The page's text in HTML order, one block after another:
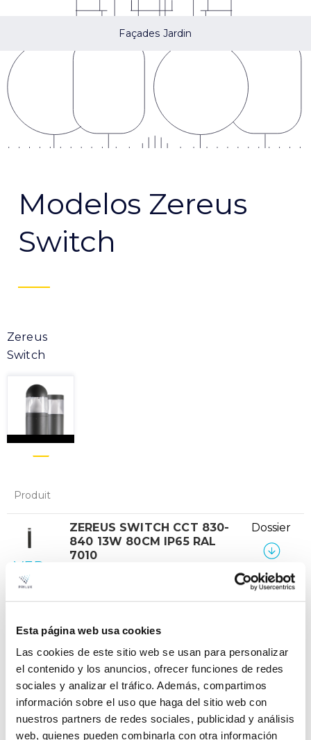
Esta página web usa cookies
Las cookies de este sitio web se usan para personalizar
el contenido y los anuncios, ofrecer funciones de redes
sociales y analizar el tráfico. Además, compartimos
información sobre el uso que haga del sitio web con
nuestros partners de redes sociales, publicidad y análisis
web, quienes pueden combinarla con otra información
Façades Jardin
Modelos Zereus
Switch
Zereus
Switch
Produit
VER +
ZEREUS SWITCH CCT 830-
840 13W 80CM IP65 RAL
7010
W 13
Couler 1.061/1.092
CCT 3.000K/4.000K
Dossier
Courbe
-
VER +
ZEREUS SWITCH CCT 830-
840 26W 100CM IP65 RAL
7010
PPRIL00000518413
Courbe